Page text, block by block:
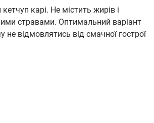
карі. Не містить жирів і
стравами. Оптимальний варіант
не відмовлятись від смачної гострої